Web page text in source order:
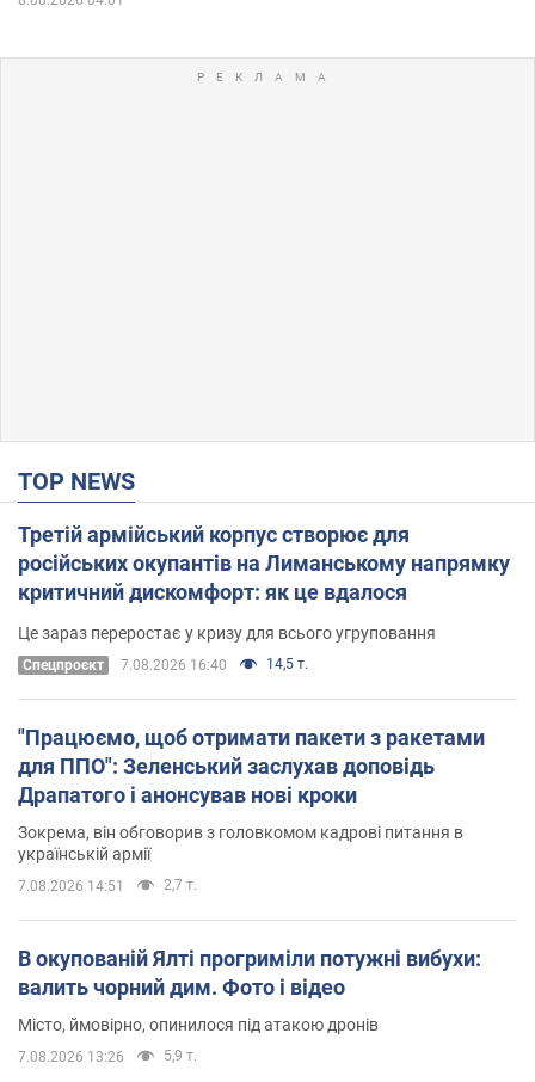
TOP NEWS
Третій армійський корпус створює для
російських окупантів на Лиманському напрямку
критичний дискомфорт: як це вдалося
Це зараз переростає у кризу для всього угруповання
Cпецпроєкт 7.08.2026 16:40 14,5 т.
"Працюємо, щоб отримати пакети з ракетами
для ППО": Зеленський заслухав доповідь
Драпатого і анонсував нові кроки
Зокрема, він обговорив з головкомом кадрові питання в
українській армії
7.08.2026 14:51 2,7 т.
В окупованій Ялті прогриміли потужні вибухи:
валить чорний дим. Фото і відео
Місто, ймовірно, опинилося під атакою дронів
7.08.2026 13:26 5,9 т.